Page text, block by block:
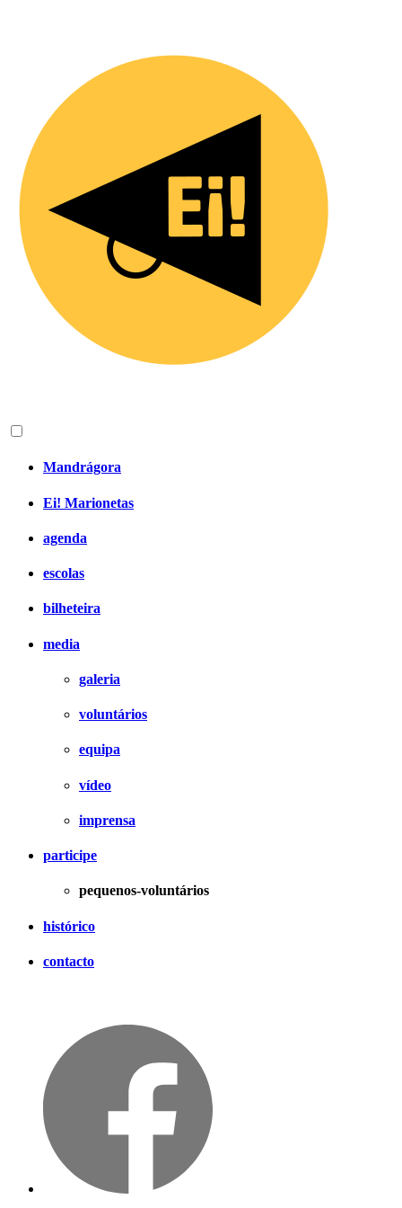
Mandrágora
Ei! Marionetas
agenda
escolas
bilheteira
media
galeria
voluntários
equipa
vídeo
imprensa
participe
pequenos-voluntários
histórico
contacto